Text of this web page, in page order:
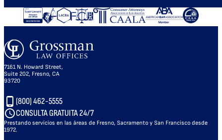
7161 N. Howard Street,
Suite 202, Fresno, CA
93720
(800) 462-5555
CONSULTA GRATUITA 24/7
Prestando servicios en las áreas de Fresno, Sacramento y San Francisco desde
1972.